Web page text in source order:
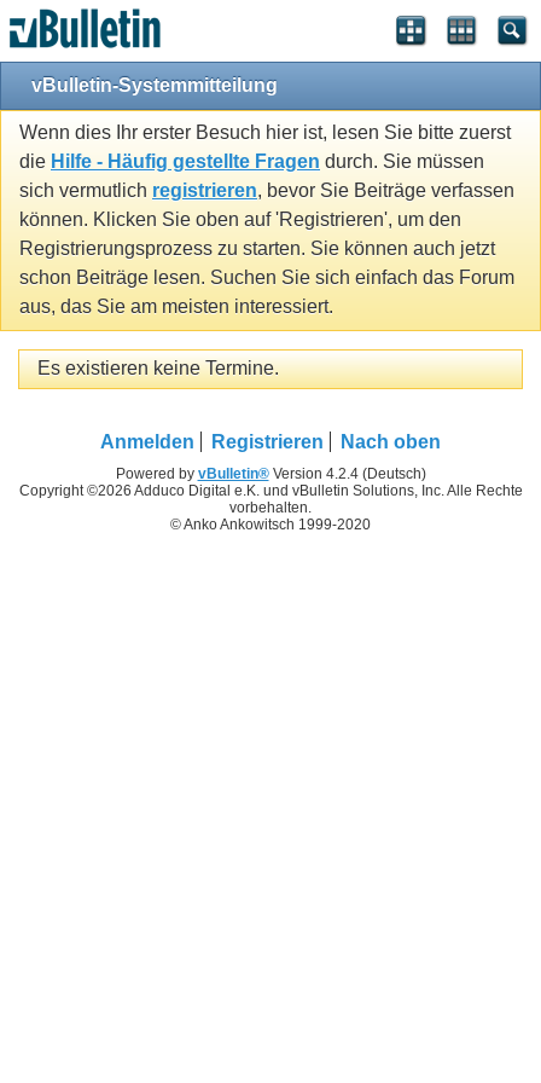
vBulletin-Systemmitteilung
Wenn dies Ihr erster Besuch hier ist, lesen Sie bitte zuerst
die Hilfe - Häufig gestellte Fragen durch. Sie müssen
sich vermutlich registrieren, bevor Sie Beiträge verfassen
können. Klicken Sie oben auf 'Registrieren', um den
Registrierungsprozess zu starten. Sie können auch jetzt
schon Beiträge lesen. Suchen Sie sich einfach das Forum
aus, das Sie am meisten interessiert.
Es existieren keine Termine.
Anmelden Registrieren Nach oben
Powered by vBulletin®Version 4.2.4 (Deutsch)
Copyright ©2026 Adduco Digital e.K. und vBulletin Solutions, Inc. Alle Rechte
vorbehalten.
© Anko Ankowitsch 1999-2020